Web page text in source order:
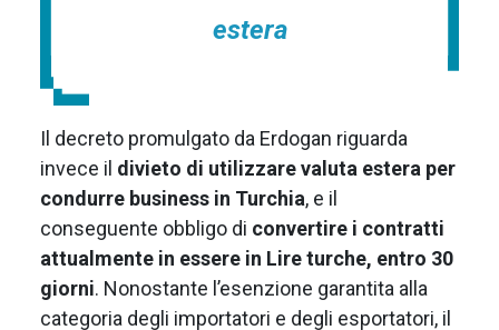
estera
Il decreto promulgato da Erdogan riguarda
invece il divieto di utilizzare valuta estera per
condurre business in Turchia, e il
conseguente obbligo di convertire i contratti
attualmente in essere in Lire turche, entro 30
giorni. Nonostante l’esenzione garantita alla
categoria degli importatori e degli esportatori, il